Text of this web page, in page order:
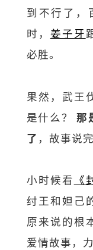
到不行了，
时， 姜子牙
必胜。
果然，武王
是什么？ 那
了 ，故事说完
小时候看 《
纣王和妲己
原来说的
爱情故事，